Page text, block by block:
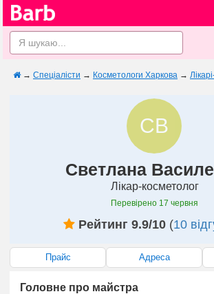
→ Спеціалісти → Косметологи Харкова →
СВ
Светлана
Лікар-косметолог
Перевірено 17 червня
Рейтинг 9.9/10 (10
Прайс Адреса
Головне про майстра